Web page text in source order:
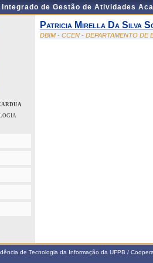
Integrado de Gestão de Atividades
Patricia Mirella Da Silva
DBIM - CCEN - DEPARTAMENTO DE
de Tecnologia da Informação da UFPB /